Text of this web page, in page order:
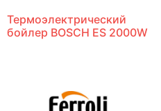
Термоэлектрический
бойлер BOSCH ES 2000W